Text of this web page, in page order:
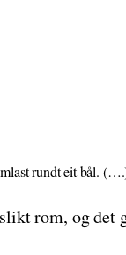
rundt eit bål.
og det